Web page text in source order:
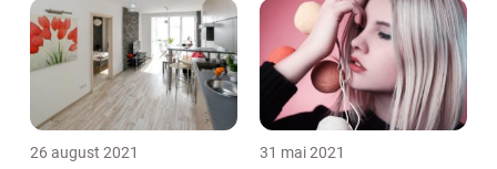
26 august 2021 31 mai 2021